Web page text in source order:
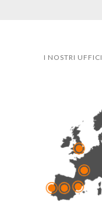
I NOSTRI UFFICI